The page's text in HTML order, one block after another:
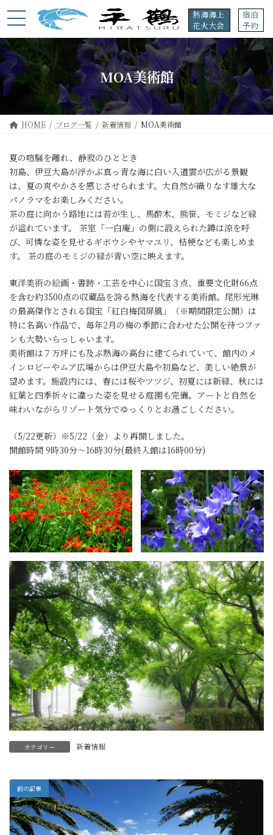
ン
ン
ツ
へ
ス
キ
プ
ビ
ー
シ
ョ
ン
に
動
熱海海上
花火大会
宿泊
予約
MOA美術館
HOME ブログ一覧 新着情報 MOA美術館
夏の喧騒を離れ、静寂のひととき
初島、伊豆大島が浮かぶ真っ青な海に白い入道雲が広がる景観
は、夏の爽やかさを感じさせられます。大自然が織りなす雄大な
パノラマをお楽しみください。
茶の庭に向かう路地には苔が生し、馬酔木、熊笹、モミジなど緑
が溢れています。 茶室「一白庵」の側に設えられた蹲は涼を呼
び、可憐な姿を見せるギボウシやヤマユリ、桔梗なども楽しめま
す。 茶の庭のモミジの緑が青い空に映えます。
東洋美術の絵画・書跡・工芸を中心に国宝３点、重要文化財66点
を含む約3500点の収蔵品を誇る熱海を代表する美術館。尾形光琳
の最高傑作とされる国宝「紅白梅図屏風」（※期間限定公開）は
特に名高い作品で、毎年2月の梅の季節に合わせた公開を待つファ
ンも大勢いらっしゃいます。
美術館は７万坪にも及ぶ熱海の高台に建てられていて、館内のメ
インロビーやムア広場からは伊豆大島や初島など、美しい絶景が
望めます。施設内には、春には桜やツツジ、初夏には新緑、秋には
紅葉と四季折々に違った姿を見せる庭園も完備。アートと自然を
味わいながらリゾート気分でゆっくりとお過ごしください。
（5/22更新）※5/22（金）より再開しました。
開館時間 9時30分〜16時30分(最終入館は16時00分)
カテゴリー 新着情報
前の記事